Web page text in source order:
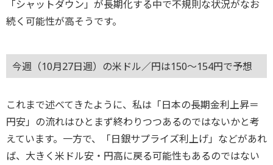
「シャットダウン」が長期化する中で不規則な状況がなお
続く可能性が高そうです。
今週（10月27日週）の米ドル／円は150～154円で予想
これまで述べてきたように、私は「日本の長期金利上昇＝
円安」の流れはひとまず終わりつつあるのではないかと考
えています。一方で、「日銀サプライズ利上げ」などがあれ
ば、大きく米ドル安・円高に戻る可能性もあるのではない